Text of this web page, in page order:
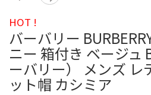
HOT !
バーバリー
ニー 箱付き ベージュ
ーバリー） メンズ レ
ット帽 カシミア